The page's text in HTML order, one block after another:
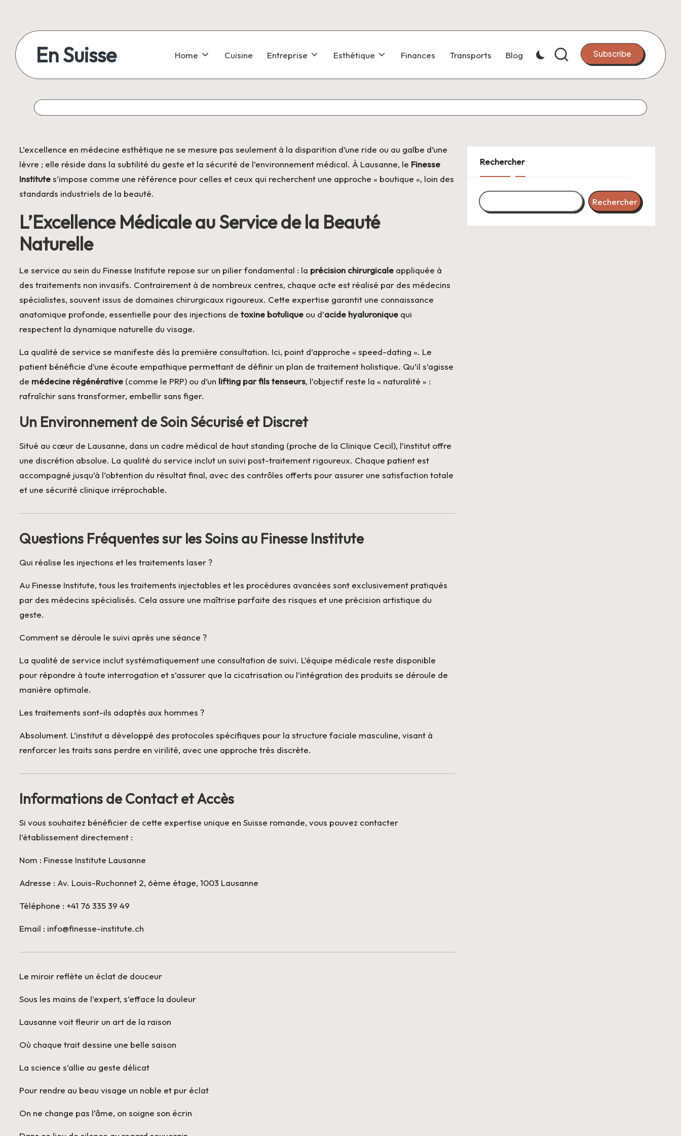
content
En Suisse Home Cuisine Entreprise Esthétique Finances Transports Blog Subscribe
L’excellence en médecine esthétique ne se mesure pas seulement à la disparition d’une ride ou au galbe d’une
lèvre ; elle réside dans la subtilité du geste et la sécurité de l’environnement médical. À Lausanne, le Finesse
Institutes’impose comme une référence pour celles et ceux qui recherchent une approche « boutique », loin des
standards industriels de la beauté.
L’Excellence Médicale au Service de la Beauté
Naturelle
Le service au sein du Finesse Institute repose sur un pilier fondamental : la précision chirurgicale appliquée à
des traitements non invasifs. Contrairement à de nombreux centres, chaque acte est réalisé par des médecins
spécialistes, souvent issus de domaines chirurgicaux rigoureux. Cette expertise garantit une connaissance
anatomique profonde, essentielle pour des injections de toxine botulique ou d’acide hyaluronique qui
respectent la dynamique naturelle du visage.
La qualité de service se manifeste dès la première consultation. Ici, point d’approche « speed-dating ». Le
patient bénéficie d’une écoute empathique permettant de définir un plan de traitement holistique. Qu’il s’agisse
de médecine régénérative (comme le PRP) ou d’un lifting par fils tenseurs, l’objectif reste la « naturalité » :
rafraîchir sans transformer, embellir sans figer.
Un Environnement de Soin Sécurisé et Discret
Situé au cœur de Lausanne, dans un cadre médical de haut standing (proche de la Clinique Cecil), l’institut offre
une discrétion absolue. La qualité du service inclut un suivi post-traitement rigoureux. Chaque patient est
accompagné jusqu’à l’obtention du résultat final, avec des contrôles offerts pour assurer une satisfaction totale
et une sécurité clinique irréprochable.
Questions Fréquentes sur les Soins au Finesse Institute
Qui réalise les injections et les traitements laser ?
Au Finesse Institute, tous les traitements injectables et les procédures avancées sont exclusivement pratiqués
par des médecins spécialisés. Cela assure une maîtrise parfaite des risques et une précision artistique du
geste.
Comment se déroule le suivi après une séance ?
La qualité de service inclut systématiquement une consultation de suivi. L’équipe médicale reste disponible
pour répondre à toute interrogation et s’assurer que la cicatrisation ou l’intégration des produits se déroule de
manière optimale.
Les traitements sont-ils adaptés aux hommes ?
Absolument. L’institut a développé des protocoles spécifiques pour la structure faciale masculine, visant à
renforcer les traits sans perdre en virilité, avec une approche très discrète.
Informations de Contact et Accès
Si vous souhaitez bénéficier de cette expertise unique en Suisse romande, vous pouvez contacter
l’établissement directement :
Nom : Finesse Institute Lausanne
Adresse : Av. Louis-Ruchonnet 2, 6ème étage, 1003 Lausanne
Téléphone : +41 76 335 39 49
Email : info@finesse-institute.ch
Le miroir reflète un éclat de douceur
Sous les mains de l’expert, s’efface la douleur
Lausanne voit fleurir un art de la raison
Où chaque trait dessine une belle saison
La science s’allie au geste délicat
Pour rendre au beau visage un noble et pur éclat
On ne change pas l’âme, on soigne son écrin
Rechercher
Rechercher